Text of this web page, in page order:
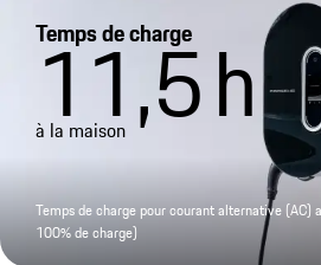
Temps de charge
11,5h
à la maison
Temps de charge pour courant alternative (AC)
100% de charge)